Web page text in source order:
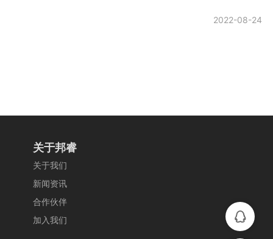
2022-08-24
关于邦睿
关于我们
新闻资讯
合作伙伴
加入我们
򡂐